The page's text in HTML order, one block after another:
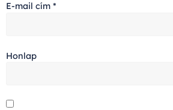
E-mail cím *
Honlap